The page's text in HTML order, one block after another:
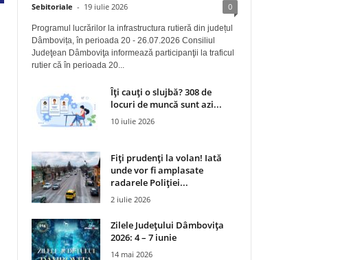
Sebitoriale - 19 iulie 2026 0
Programul lucrărilor la infrastructura rutieră din județul
Dâmbovița, în perioada 20 - 26.07.2026 Consiliul
Judeţean Dâmboviţa informează participanţii la traficul
rutier că în perioada 20...
Îți cauți o slujbă? 308 de
locuri de muncă sunt azi...
10 iulie 2026
Fiți prudenți la volan! Iată
unde vor fi amplasate
radarele Poliției...
2 iulie 2026
Zilele Județului Dâmbovița
2026: 4 – 7 iunie
14 mai 2026